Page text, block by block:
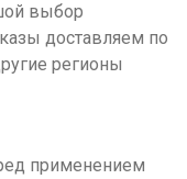
выбор
доставляем по
регионы
применением